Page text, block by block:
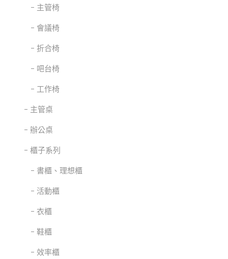
主管椅
會議椅
折合椅
吧台椅
工作椅
主管桌
辦公桌
櫃子系列
書櫃、理想櫃
活動櫃
衣櫃
鞋櫃
效率櫃